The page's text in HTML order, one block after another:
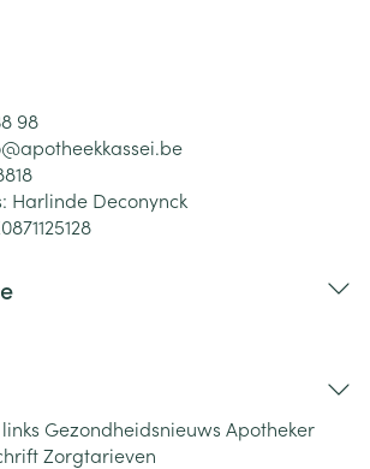
98
apotheekkassei.be
Harlinde Deconynck
Gezondheidsnieuws Apotheker
Zorgtarieven